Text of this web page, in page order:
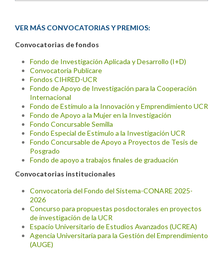
VER MÁS CONVOCATORIAS Y PREMIOS:
Convocatorias de fondos
Fondo de Investigación Aplicada y Desarrollo (I+D)
Convocatoria Publicare
Fondos CIHRED-UCR
Fondo de Apoyo de Investigación para la Cooperación
Internacional
Fondo de Estímulo a la Innovación y Emprendimiento UCR
Fondo de Apoyo a la Mujer en la Investigación
Fondo Concursable Semilla
Fondo Especial de Estímulo a la Investigación UCR
Fondo Concursable de Apoyo a Proyectos de Tesis de
Posgrado
Fondo de apoyo a trabajos finales de graduación
Convocatorias institucionales
Convocatoria del Fondo del Sistema-CONARE 2025-
2026
Concurso para propuestas posdoctorales en proyectos
de investigación de la UCR
Espacio Universitario de Estudios Avanzados (UCREA)
Agencia Universitaria para la Gestión del Emprendimiento
(AUGE)